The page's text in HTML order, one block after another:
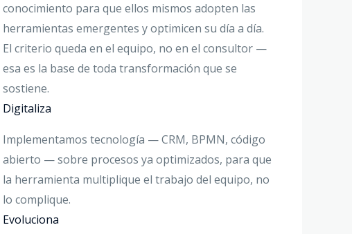
conocimiento para que ellos mismos adopten las
herramientas emergentes y optimicen su día a día.
El criterio queda en el equipo, no en el consultor —
esa es la base de toda transformación que se
sostiene.
Digitaliza
Implementamos tecnología — CRM, BPMN, código
abierto — sobre procesos ya optimizados, para que
la herramienta multiplique el trabajo del equipo, no
lo complique.
Evoluciona